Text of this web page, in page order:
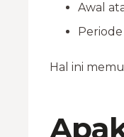
Awal
Hal ini